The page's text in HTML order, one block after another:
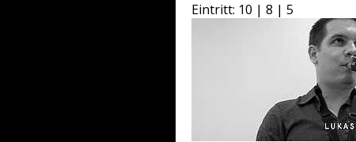
Eintritt: 10 | 8 | 5